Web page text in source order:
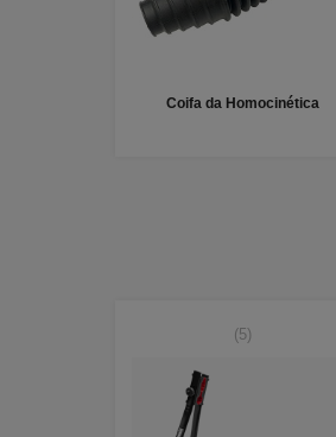
Coifa da Homocinética
(5)